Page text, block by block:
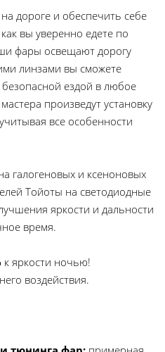
дороге и обеспечить себе
вы уверенно едете по
фары освещают дорогу
линзами вы сможете
ездой в любое
произведут установку
все особенности
галогеновых и ксеноновых
Тойоты на светодиодные
яркости и дальности
время.
к яркости ночью!
воздействия.